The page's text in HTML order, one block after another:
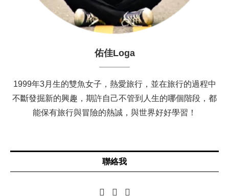
佑佳Loga
1999年3月生的雙魚女子，熱愛旅行，並在旅行的過程中
不斷發掘新的興趣，期許自己不管到人生的哪個階段，都
能保有旅行與冒險的熱誠，與世界好好學習！
聯絡我